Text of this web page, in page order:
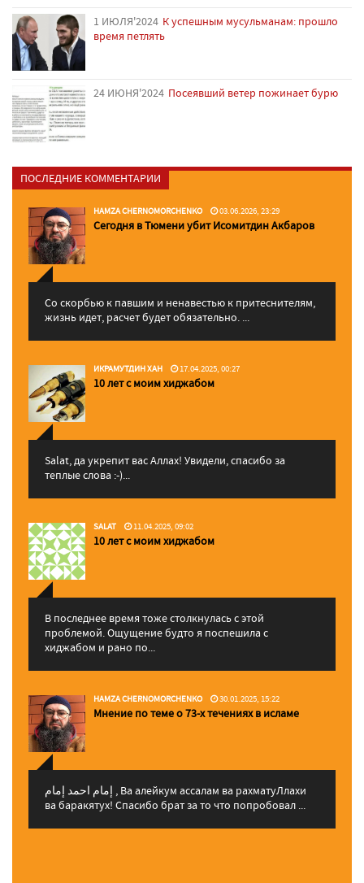
1 ИЮЛЯ'2024 К успешным мусульманам: прошло
время петлять
24 ИЮНЯ'2024 Посеявший ветер пожинает бурю
ПОСЛЕДНИЕ КОММЕНТАРИИ
HAMZA CHERNOMORCHENKO 03.06.2026, 23:29
Сегодня в Тюмени убит Исомитдин Акбаров
Со скорбью к павшим и ненавестью к притеснителям,
жизнь идет, расчет будет обязательно. ...
ИКРАМУТДИН ХАН 17.04.2025, 00:27
10 лет с моим хиджабом
Salat, да укрепит вас Аллаx! Увидели, спасибо за
теплые слова :-)...
SALAT 11.04.2025, 09:02
10 лет с моим хиджабом
В последнее время тоже столкнулась с этой
проблемой. Ощущение будто я поспешила с
хиджабом и рано по...
HAMZA CHERNOMORCHENKO 30.01.2025, 15:22
Мнение по теме о 73-х течениях в исламе
إمام احمد إمام , Ва алейкум ассалам ва рахматуЛлахи
ва баракятух! Спасибо брат за то что попробовал ...